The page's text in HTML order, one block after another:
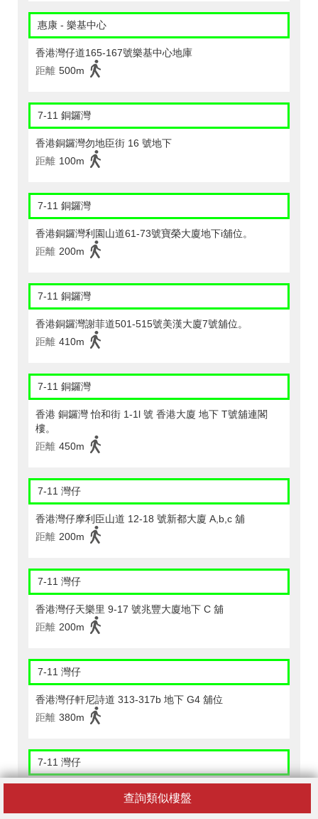
查詢類似樓盤
惠康 - 樂基中心
香港灣仔道165-167號樂基中心地庫
距離 500m
7-11 銅鑼灣
香港銅鑼灣勿地臣街 16 號地下
距離 100m
7-11 銅鑼灣
香港銅鑼灣利園山道61-73號寶榮大廈地下i舖位。
距離 200m
7-11 銅鑼灣
香港銅鑼灣謝菲道501-515號美漢大廈7號舖位。
距離 410m
7-11 銅鑼灣
香港 銅鑼灣 怡和街 1-1l 號 香港大廈 地下 T號舖連閣
樓。
距離 450m
7-11 灣仔
香港灣仔摩利臣山道 12-18 號新都大廈 A,b,c 舖
距離 200m
7-11 灣仔
香港灣仔天樂里 9-17 號兆豐大廈地下 C 舖
距離 200m
7-11 灣仔
香港灣仔軒尼詩道 313-317b 地下 G4 舖位
距離 380m
7-11 灣仔
香港灣仔軒尼斯道99號地下1及2號舖位。